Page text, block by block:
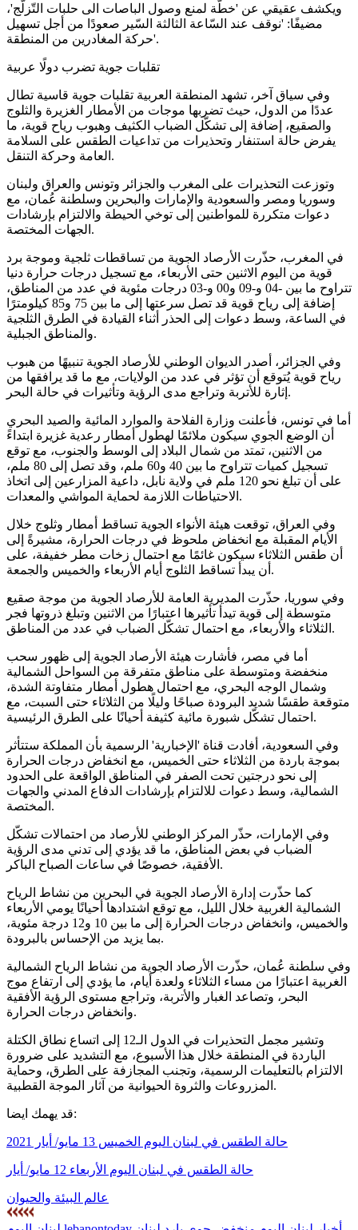
ويكشف عقيقي عن 'خطّة لمنع وصول الباصات الى حلبات التّزلّج'،
مضيفًا: 'نوقف عند السّاعة الثالثة السّير صعودًا من أجل تسهيل
حركة المغادرين من المنطقة'.
تقلبات جوية تضرب دولًا عربية
وفي سياق آخر، تشهد المنطقة العربية تقلبات جوية قاسية تطال
عددًا من الدول، حيث تضربها موجات من الأمطار الغزيرة والثلوج
والصقيع، إضافة إلى تشكّل الضباب الكثيف وهبوب رياح قوية، ما
يفرض حالة استنفار وتحذيرات من تداعيات الطقس على السلامة
العامة وحركة التنقل.
وتوزعت التحذيرات على المغرب والجزائر وتونس والعراق ولبنان
وسوريا ومصر والسعودية والإمارات والبحرين وسلطنة عُمان، مع
دعوات متكررة للمواطنين إلى توخي الحيطة والالتزام بإرشادات
الجهات المختصة.
في المغرب، حذّرت الأرصاد الجوية من تساقطات ثلجية وموجة برد
قوية من اليوم الاثنين حتى الأربعاء، مع تسجيل درجات حرارة دنيا
تتراوح ما بين -04 و-09 و00 و-03 درجات مئوية في عدد من المناطق،
إضافة إلى رياح قوية قد تصل سرعتها إلى ما بين 75 و85 كيلومترًا
في الساعة، وسط دعوات إلى الحذر أثناء القيادة في الطرق الثلجية
والمناطق الجبلية.
وفي الجزائر، أصدر الديوان الوطني للأرصاد الجوية تنبيهًا من هبوب
رياح قوية يُتوقع أن تؤثر في عدد من الولايات، مع ما قد يرافقها من
إثارة للأتربة وتراجع مدى الرؤية وتأثيرات في حالة البحر.
أما في تونس، فأعلنت وزارة الفلاحة والموارد المائية والصيد البحري
أن الوضع الجوي سيكون ملائمًا لهطول أمطار رعدية غزيرة ابتداءً
من الاثنين، تمتد من شمال البلاد إلى الوسط والجنوب، مع توقع
تسجيل كميات تتراوح ما بين 40 و60 ملم، وقد تصل إلى 80 ملم،
على أن تبلغ نحو 120 ملم في ولاية نابل، داعية المزارعين إلى اتخاذ
الاحتياطات اللازمة لحماية المواشي والمعدات.
وفي العراق، توقعت هيئة الأنواء الجوية تساقط أمطار وثلوج خلال
الأيام المقبلة مع انخفاض ملحوظ في درجات الحرارة، مشيرةً إلى
أن طقس الثلاثاء سيكون غائمًا مع احتمال زخات مطر خفيفة، على
أن يبدأ تساقط الثلوج أيام الأربعاء والخميس والجمعة.
وفي سوريا، حذّرت المديرية العامة للأرصاد الجوية من موجة صقيع
متوسطة إلى قوية تيدأ تأثيرها اعتبارًا من الاثنين وتبلغ ذروتها فجر
الثلاثاء والأربعاء، مع احتمال تشكّل الضباب في عدد من المناطق.
أما في مصر، فأشارت هيئة الأرصاد الجوية إلى ظهور سحب
منخفضة ومتوسطة على مناطق متفرقة من السواحل الشمالية
وشمال الوجه البحري، مع احتمال هطول أمطار متفاوتة الشدة،
متوقعة طقسًا شديد البرودة صباحًا وليلًا من الثلاثاء حتى السبت، مع
احتمال تشكّل شبورة مائية كثيفة أحيانًا على الطرق الرئيسية.
وفي السعودية، أفادت قناة 'الإخبارية' الرسمية بأن المملكة ستتأثر
بموجة باردة من الثلاثاء حتى الخميس، مع انخفاض درجات الحرارة
إلى نحو درجتين تحت الصفر في المناطق الواقعة على الحدود
الشمالية، وسط دعوات للالتزام بإرشادات الدفاع المدني والجهات
المختصة.
وفي الإمارات، حذّر المركز الوطني للأرصاد من احتمالات تشكّل
الضباب في بعض المناطق، ما قد يؤدي إلى تدني مدى الرؤية
الأفقية، خصوصًا في ساعات الصباح الباكر.
كما حذّرت إدارة الأرصاد الجوية في البحرين من نشاط الرياح
الشمالية الغربية خلال الليل، مع توقع اشتدادها أحيانًا يومي الأربعاء
والخميس، وانخفاض درجات الحرارة إلى ما بين 10 و12 درجة مئوية،
بما يزيد من الإحساس بالبرودة.
وفي سلطنة عُمان، حذّرت الأرصاد الجوية من نشاط الرياح الشمالية
الغربية اعتبارًا من مساء الثلاثاء ولعدة أيام، ما يؤدي إلى ارتفاع موج
البحر، وتصاعد الغبار والأتربة، وتراجع مستوى الرؤية الأفقية
وانخفاض درجات الحرارة.
وتشير مجمل التحذيرات في الدول الـ12 إلى اتساع نطاق الكتلة
الباردة في المنطقة خلال هذا الأسبوع، مع التشديد على ضرورة
الالتزام بالتعليمات الرسمية، وتجنب المجازفة على الطرق، وحماية
المزروعات والثروة الحيوانية من آثار الموجة القطبية.
قد يهمك ايضا:
حالة الطقس في لبنان اليوم الخميس 13 مايو/ أيار 2021
حالة الطقس في لبنان اليوم الأربعاء 12 مايو/ أيار
عالم البيئة والحيوان